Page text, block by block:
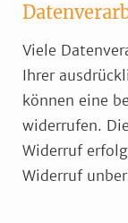
Viele
Ihrer
können eine
widerrufen.
Widerruf
Widerruf